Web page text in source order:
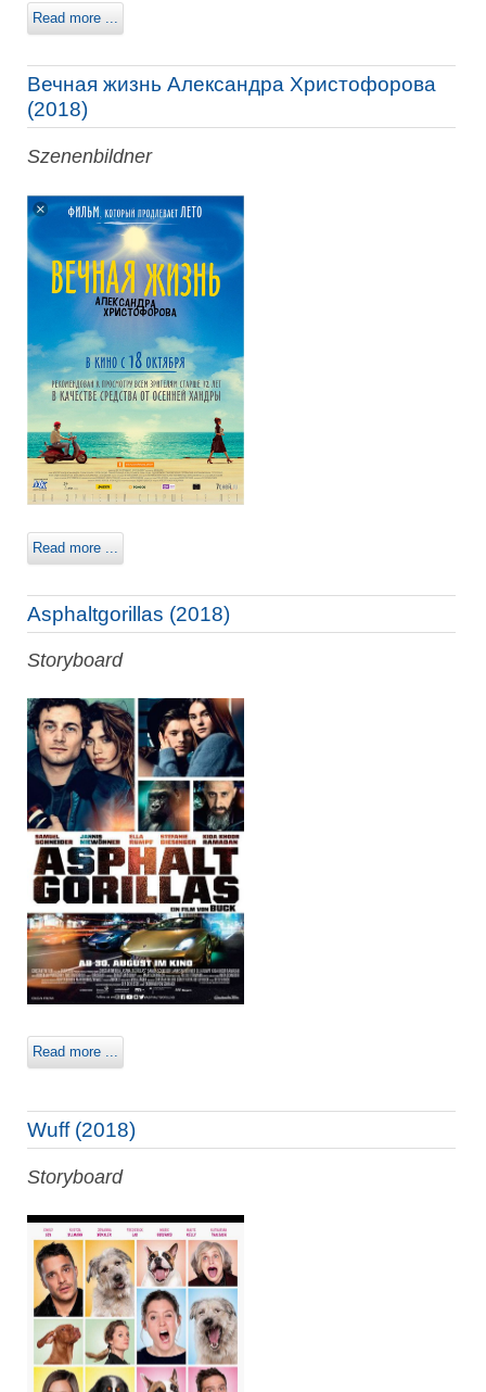
Read more ...
Вечная жизнь Александра Христофорова
(2018)
Szenenbildner
Read more ...
Asphaltgorillas (2018)
Storyboard
Read more ...
Wuff (2018)
Storyboard